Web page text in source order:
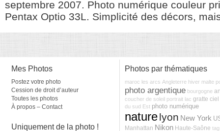
septembre 2007. Photo numérique couleur
Pentax Optio 33L. Simplicité des décors,
Mes Photos
Postez votre photo
Cession de droit d’auteur
Toutes les photos
À propos – Contact
Uniquement de la photo !
Photos par thématiques
maroc les arcs Angleterre hiver malte
photo argentique bourgogne
coucher de soleil portrait lac gratte ciel
du sud Est photo numérique
naturelyon New York
Manhattan Nikon Haute-Saône tag